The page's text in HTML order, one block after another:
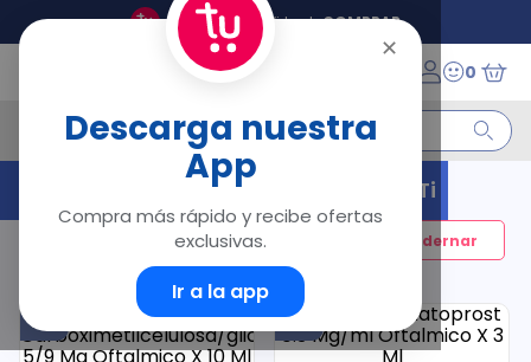
Tu Droguería Virtual COMPRAR
0
¿Qué estás buscando?
✕
Descarga nuestra
App
Compra más rápido y recibe ofertas
exclusivas.
Ir a la app
¡Hola! Estos Productos Son Para Ti
Filtrar
15 % 15 %
Términos Más Buscados
.
floratil
marimer
mounjaro
5.
forz